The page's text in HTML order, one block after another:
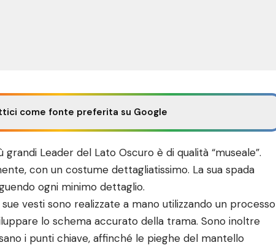
come fonte preferita su Google
Leader del Lato Oscuro è di qualità “museale”.
con un costume dettagliatissimo. La sua spada
ogni minimo dettaglio.
vesti sono realizzate a mano utilizzando un processo
lo schema accurato della trama. Sono inoltre
i punti chiave, affinché le pieghe del mantello